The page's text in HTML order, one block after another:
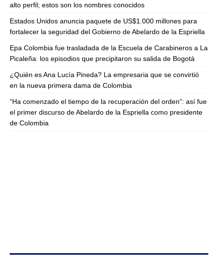
alto perfil; estos son los nombres conocidos
Estados Unidos anuncia paquete de US$1.000 millones para
fortalecer la seguridad del Gobierno de Abelardo de la Espriella
Epa Colombia fue trasladada de la Escuela de Carabineros a La
Picaleña: los episodios que precipitaron su salida de Bogotá
¿Quién es Ana Lucía Pineda? La empresaria que se convirtió
en la nueva primera dama de Colombia
“Ha comenzado el tiempo de la recuperación del orden”: así fue
el primer discurso de Abelardo de la Espriella como presidente
de Colombia